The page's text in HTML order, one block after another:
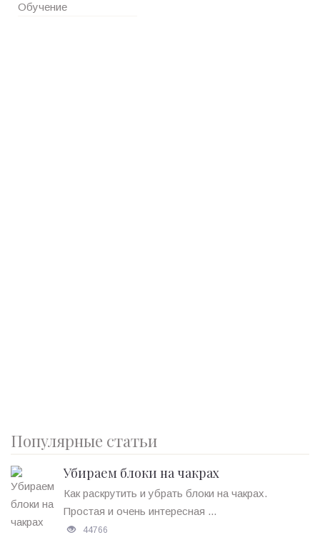
Обучение
Популярные статьи
Убираем блоки на чакрах
Как раскрутить и убрать блоки на чакрах.
Простая и очень интересная ...
44766